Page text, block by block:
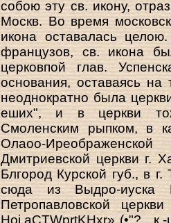
собою эту св. икону,
Москв. Во время
икона оставалась
французов, св. икона
церковпой глав.
основания, оставаясь
неоднократно была
еших", и в церкви
Смоленским рыпком, в
Олаоо-
Дмитриевской церкви г.
Блгород Курской губ., в
сюда из Выдро-иуска
Петропавловской
Hoi.aCTWprtKHxr» (•"?.,